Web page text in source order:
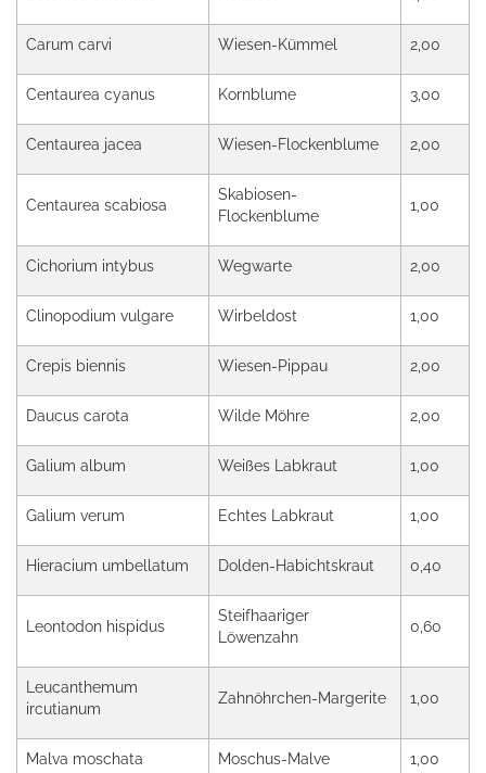
Carum carvi Wiesen-Kümmel 2,00
Centaurea cyanus Kornblume 3,00
Centaurea jacea Wiesen-Flockenblume 2,00
Centaurea scabiosa
Skabiosen-
Flockenblume
1,00
Cichorium intybus Wegwarte 2,00
Clinopodium vulgare Wirbeldost 1,00
Crepis biennis Wiesen-Pippau 2,00
Daucus carota Wilde Möhre 2,00
Galium album Weißes Labkraut 1,00
Galium verum Echtes Labkraut 1,00
Hieracium umbellatum Dolden-Habichtskraut 0,40
Leontodon hispidus
Steifhaariger
Löwenzahn
0,60
Leucanthemum
ircutianum
Zahnöhrchen-Margerite 1,00
Malva moschata Moschus-Malve 1,00